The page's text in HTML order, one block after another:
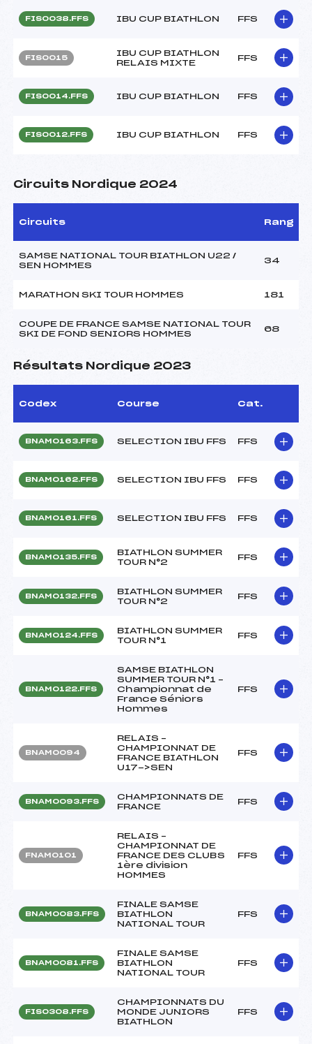
FIS0038.FFS IBU CUP BIATHLON FFS
FIS0015
IBU CUP BIATHLON
RELAIS MIXTE
FFS
FIS0014.FFS IBU CUP BIATHLON FFS
FIS0012.FFS IBU CUP BIATHLON FFS
Circuits Nordique 2024
Circuits Rang
SAMSE NATIONAL TOUR BIATHLON U22 /
SEN HOMMES
34
MARATHON SKI TOUR HOMMES 181
COUPE DE FRANCE SAMSE NATIONAL TOUR
SKI DE FOND SENIORS HOMMES
68
Résultats Nordique 2023
Codex Course Cat.
BNAM0163.FFS SELECTION IBU FFS FFS
BNAM0162.FFS SELECTION IBU FFS FFS
BNAM0161.FFS SELECTION IBU FFS FFS
BNAM0135.FFS
BIATHLON SUMMER
TOUR N°2
FFS
BNAM0132.FFS
BIATHLON SUMMER
TOUR N°2
FFS
BNAM0124.FFS
BIATHLON SUMMER
TOUR N°1
FFS
BNAM0122.FFS
SAMSE BIATHLON
SUMMER TOUR N°1 –
Championnat de
France Séniors
Hommes
FFS
BNAM0094
RELAIS –
CHAMPIONNAT DE
FRANCE BIATHLON
U17->SEN
FFS
BNAM0093.FFS
CHAMPIONNATS DE
FRANCE
FFS
FNAM0101
RELAIS –
CHAMPIONNAT DE
FRANCE DES CLUBS
1ère division
HOMMES
FFS
BNAM0083.FFS
FINALE SAMSE
BIATHLON
NATIONAL TOUR
FFS
BNAM0081.FFS
FINALE SAMSE
BIATHLON
NATIONAL TOUR
FFS
FIS0308.FFS
CHAMPIONNATS DU
MONDE JUNIORS
BIATHLON
FFS